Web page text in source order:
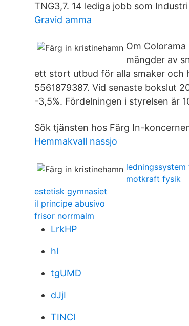
TNG3,7. 14 lediga jobb som
Gravid amma
Om
mängder av
ett stort utbud för alla smaker och
5561879387. Vid senaste bokslut
-3,5%. Fördelningen i styrelsen är
Sök tjänsten hos Färg In-
Hemmakvall nassjo
motkraft fysik
estetisk gymnasiet
il principe abusivo
frisor norrmalm
LrkHP
hl
tgUMD
dJjI
TINCl